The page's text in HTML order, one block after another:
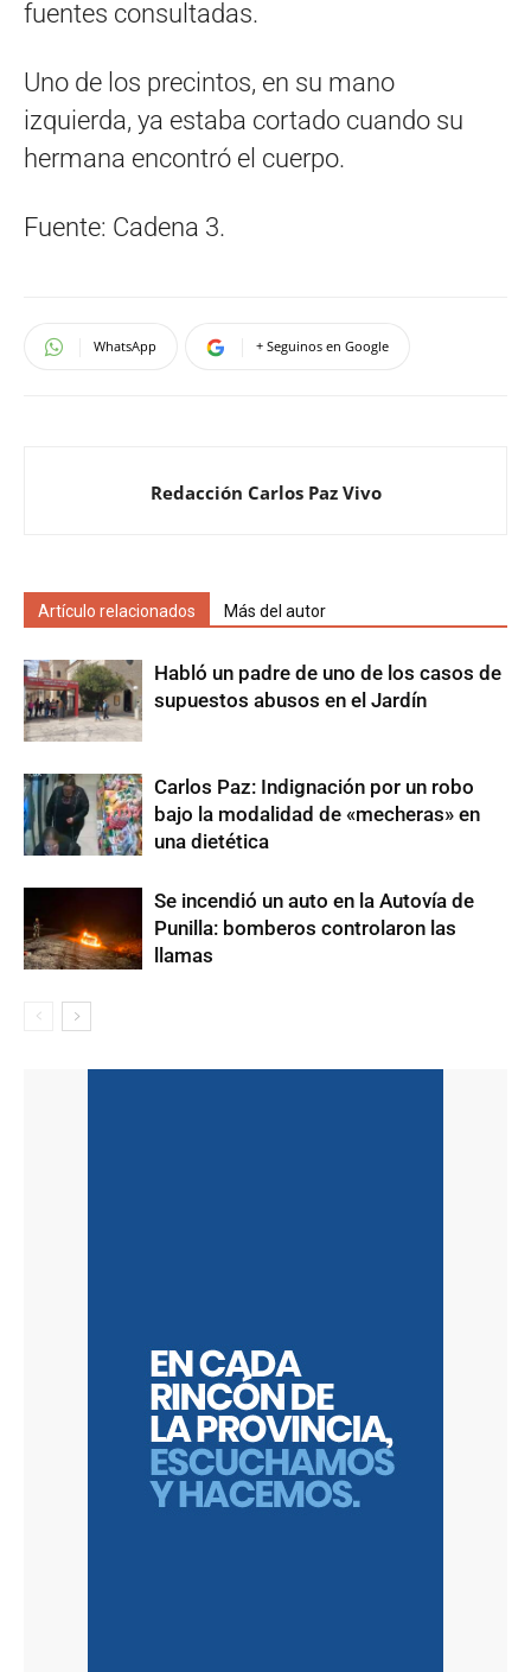
fuentes consultadas.
Uno de los precintos, en su mano
izquierda, ya estaba cortado cuando su
hermana encontró el cuerpo.
Fuente: Cadena 3.
WhatsApp + Seguinos en Google
Redacción Carlos Paz Vivo
Artículo relacionados Más del autor
Habló un padre de uno de los casos de
supuestos abusos en el Jardín
Carlos Paz: Indignación por un robo
bajo la modalidad de «mecheras» en
una dietética
Se incendió un auto en la Autovía de
Punilla: bomberos controlaron las
llamas